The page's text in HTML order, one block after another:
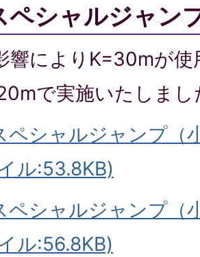
ペシャルジャン
響によりK=30mが
で実施いたしまし
ペシャルジャンプ（
ル:53.8KB)
ペシャルジャンプ（
ル:56.8KB)